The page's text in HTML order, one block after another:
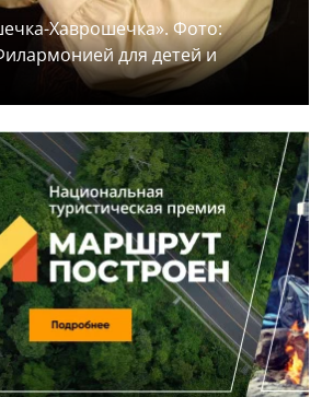
Хаврошечка». Фото:
для детей и